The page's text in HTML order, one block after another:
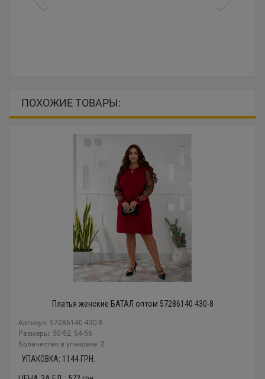
ПОХОЖИЕ ТОВАРЫ:
Платья женские БАТАЛ оптом 57286140 430-8
Артикул: 57286140 430-8
Размеры: 50-52, 54-56
Количество в упаковке: 2
УПАКОВКА: 1144 ГРН.